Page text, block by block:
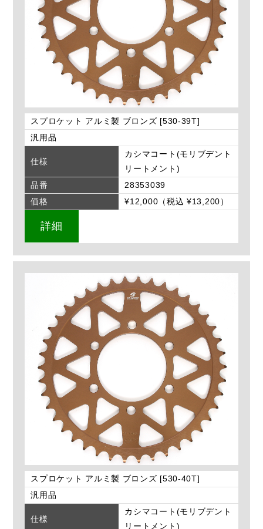
スプロケット アルミ製 ブロンズ [530-39T]
汎用品
仕様
カシマコート(モリブデント
リートメント)
品番
28353039
価格
¥12,000（税込 ¥13,200）
詳細
スプロケット アルミ製 ブロンズ [530-40T]
汎用品
仕様
カシマコート(モリブデント
リートメント)